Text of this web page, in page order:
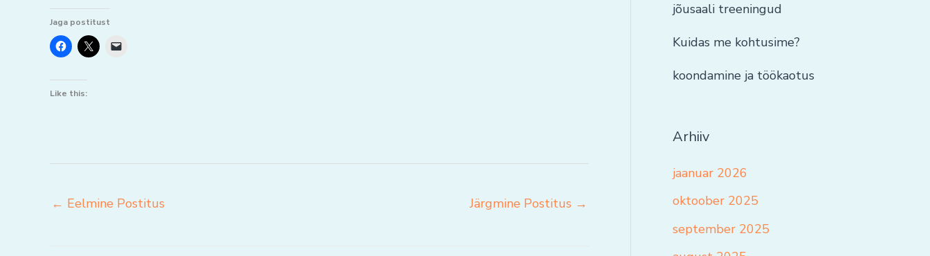
Jaga postitust
Like this:
← Eelmine Postitus Järgmine Postitus →
jõusaali treeningud
Kuidas me kohtusime?
koondamine ja töökaotus
Arhiiv
jaanuar 2026
oktoober 2025
september 2025